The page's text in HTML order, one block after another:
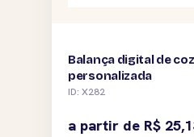
Balança digital de
personalizada
ID: X282
a partir de R$